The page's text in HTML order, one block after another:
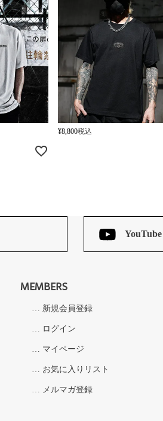
¥8,800税込
YouTube
MEMBERS
新規会員登録
ログイン
マイページ
お気に入りリスト
メルマガ登録